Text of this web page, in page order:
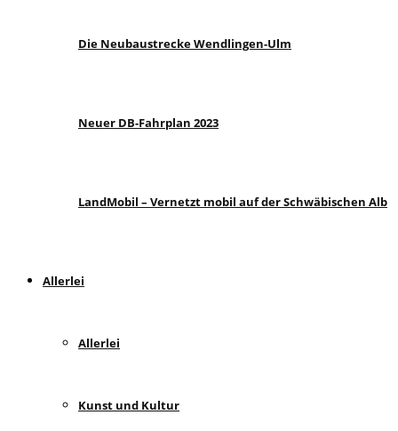
Die Neubaustrecke Wendlingen-Ulm
Neuer DB-Fahrplan 2023
LandMobil – Vernetzt mobil auf der Schwäbischen Alb
Allerlei
Allerlei
Kunst und Kultur